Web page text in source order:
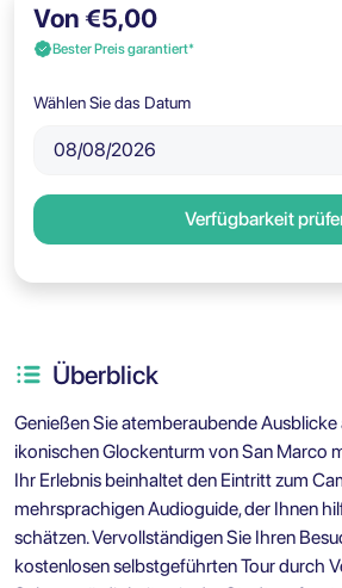
Von €5,00
Bester Preis garantiert*
Wählen Sie das Datum
Verfügbarkeit
Überblick
Genießen Sie atemberaubende
ikonischen Glockenturm von San Marco
Ihr Erlebnis beinhaltet den Eintritt zum
mehrsprachigen Audioguide, der Ihnen
schätzen. Vervollständigen Sie Ihren
kostenlosen selbstgeführten Tour durch